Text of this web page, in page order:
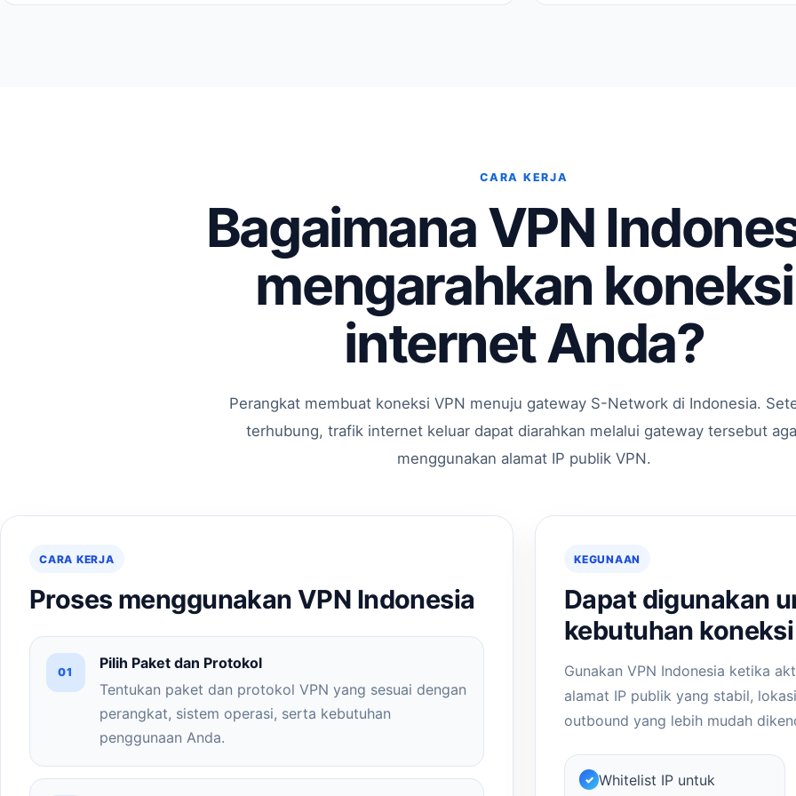
CARA KERJA
Bagaimana VPN
mengarahkan koneksi
internet Anda?
Perangkat membuat koneksi VPN menuju gateway S-Network di Indonesia.
terhubung, trafik internet keluar dapat diarahkan melalui gateway tersebut
menggunakan alamat IP publik VPN.
CARA KERJA
Proses menggunakan VPN Indonesia
01
Pilih Paket dan Protokol
Tentukan paket dan protokol VPN yang sesuai dengan
perangkat, sistem operasi, serta kebutuhan
penggunaan Anda.
KEGUNAAN
Dapat digunakan
kebutuhan
Gunakan VPN Indonesia ketika
alamat IP publik yang stabil,
outbound yang lebih mudah
✓ Whitelist IP untuk